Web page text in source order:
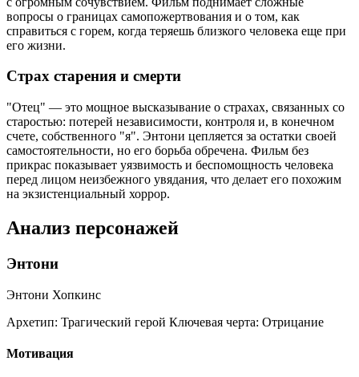
вопросы о границах самопожертвования и о том, как
справиться с горем, когда теряешь близкого человека еще при
его жизни.
Страх старения и смерти
"Отец" — это мощное высказывание о страхах, связанных со
старостью: потерей независимости, контроля и, в конечном
счете, собственного "я". Энтони цепляется за остатки своей
самостоятельности, но его борьба обречена. Фильм без
прикрас показывает уязвимость и беспомощность человека
перед лицом неизбежного увядания, что делает его похожим
на экзистенциальный хоррор.
Анализ персонажей
Энтони
Энтони Хопкинс
Архетип: Трагический герой Ключевая черта: Отрицание
Мотивация